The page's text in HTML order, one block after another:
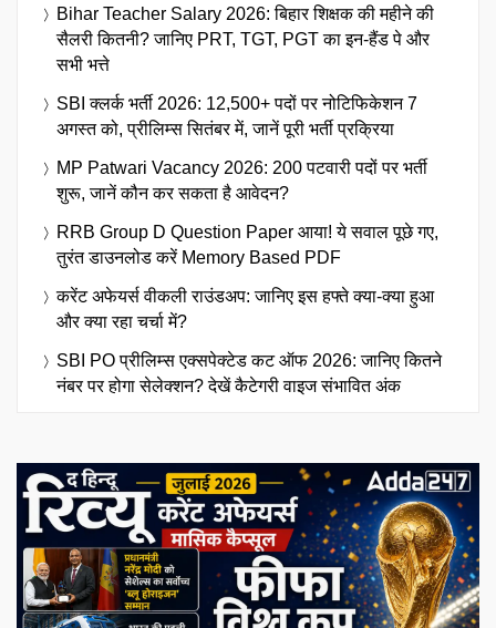
Bihar Teacher Salary 2026: बिहार शिक्षक की महीने की
सैलरी कितनी? जानिए PRT, TGT, PGT का इन-हैंड पे और
सभी भत्ते
SBI क्लर्क भर्ती 2026: 12,500+ पदों पर नोटिफिकेशन 7
अगस्त को, प्रीलिम्स सितंबर में, जानें पूरी भर्ती प्रक्रिया
MP Patwari Vacancy 2026: 200 पटवारी पदों पर भर्ती
शुरू, जानें कौन कर सकता है आवेदन?
RRB Group D Question Paper आया! ये सवाल पूछे गए,
तुरंत डाउनलोड करें Memory Based PDF
करेंट अफेयर्स वीकली राउंडअप: जानिए इस हफ्ते क्या-क्या हुआ
और क्या रहा चर्चा में?
SBI PO प्रीलिम्स एक्सपेक्टेड कट ऑफ 2026: जानिए कितने
नंबर पर होगा सेलेक्शन? देखें कैटेगरी वाइज संभावित अंक